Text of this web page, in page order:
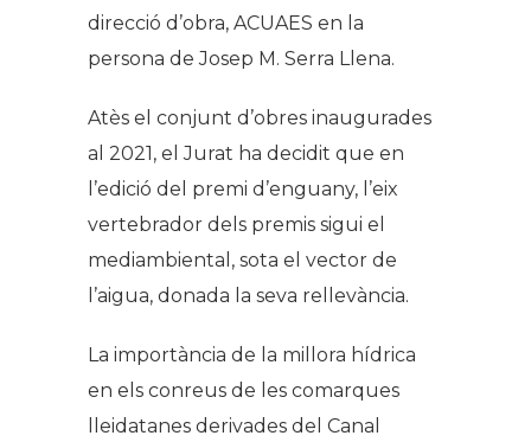
direcció d’obra, ACUAES en la
persona de Josep M. Serra Llena.
Atès el conjunt d’obres inaugurades
al 2021, el Jurat ha decidit que en
l’edició del premi d’enguany, l’eix
vertebrador dels premis sigui el
mediambiental, sota el vector de
l’aigua, donada la seva rellevància.
La importància de la millora hídrica
en els conreus de les comarques
lleidatanes derivades del Canal